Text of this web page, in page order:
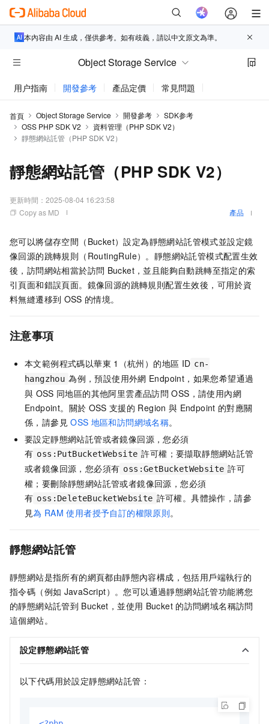
本內容由 AI 生成，僅供參考。如有歧義，請以中文原文為準。
Object Storage Service
用户指南 開發參考 產品定價 常見問題
首頁 Object Storage Service 開發參考
SDK参考
OSS PHP SDK V2
資料管理（PHP SDK V2）
靜態網站託管（PHP SDK V2）
靜態網站託管（PHP SDK V2）
更新時間： 2025-08-04 16:23:58
Copy as MD
產品
您可以將儲存空間（Bucket）設定為靜態網站託管模式並設定鏡
像回源的跳轉規則（RoutingRule）。靜態網站託管模式配置生效
後，訪問網站相當於訪問 Bucket，並且能夠自動跳轉至指定的索
引頁面和錯誤頁面。鏡像回源的跳轉規則配置生效後，可用於資
料無縫遷移到 OSS 的情境。
注意事項
本文範例程式碼以華東 1（杭州）的地區 ID cn-
hangzhou 為例，預設使用外網 Endpoint，如果您希望通過
與 OSS 同地區的其他阿里雲產品訪問 OSS，請使用內網
Endpoint。關於 OSS 支援的 Region 與 Endpoint 的對應關
係，請參見 OSS 地區和訪問網域名稱。
要設定靜態網站託管或者鏡像回源，您必須
有 oss:PutBucketWebsite 許可權；要擷取靜態網站託管
或者鏡像回源，您必須有 oss:GetBucketWebsite 許可
權；要刪除靜態網站託管或者鏡像回源，您必須
有 oss:DeleteBucketWebsite 許可權。具體操作，請參
見為 RAM 使用者授予自訂的權限原則。
靜態網站託管
靜態網站是指所有的網頁都由靜態內容構成，包括用戶端執行的
指令碼（例如 JavaScript）。您可以通過靜態網站託管功能將您
的靜態網站託管到 Bucket，並使用 Bucket 的訪問網域名稱訪問
這個網站。
設定靜態網站託管
以下代碼用於設定靜態網站託管：